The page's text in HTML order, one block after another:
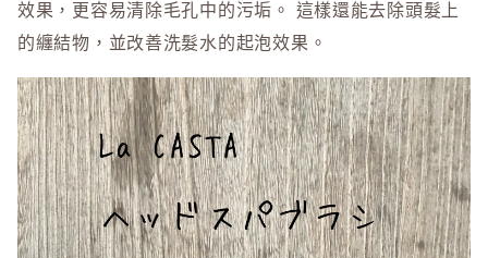
效果，更容易清除毛孔中的污垢。 這樣還能去除頭髮上
的纏結物，並改善洗髮水的起泡效果。